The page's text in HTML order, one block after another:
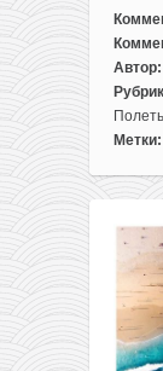
к
записи
рейсы
Литвы
Мальту
всего
за
Автор:
Метки: